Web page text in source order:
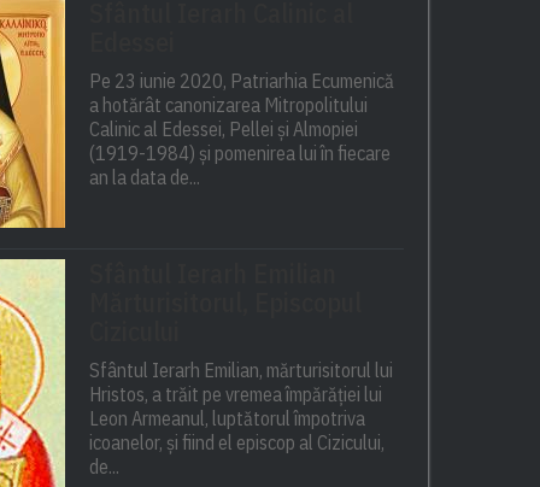
Pe 23 iunie 2020, Patriarhia Ecumenică
a hotărât canonizarea Mitropolitului
Calinic al Edessei, Pellei și Almopiei
(1919-1984) și pomenirea lui în fiecare
an la data de...
Sfântul Ierarh Emilian, mărturisitorul lui
Hristos, a trăit pe vremea împărăției lui
Leon Armeanul, luptătorul împotriva
icoanelor, și fiind el episcop al Cizicului,
de...